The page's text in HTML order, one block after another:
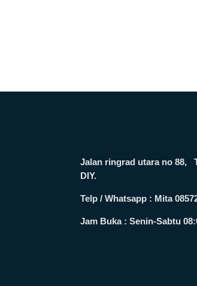
Jalan ringrad utara no 88,
DIY.
Telp / Whatsapp : Mita
Jam Buka : Senin-Sabtu